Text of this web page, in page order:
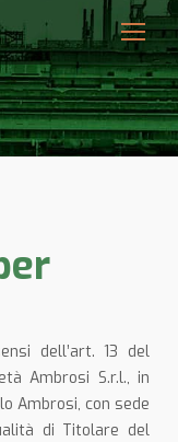
dell’art. 13 del
Ambrosi S.r.l., in
Ambrosi, con sede
di Titolare del